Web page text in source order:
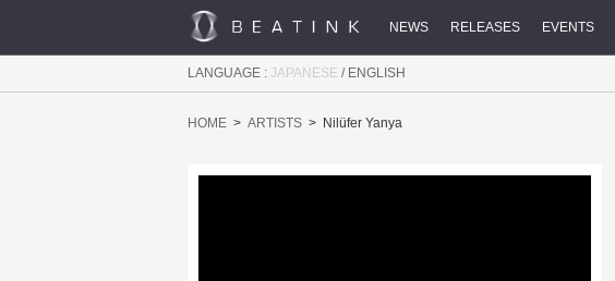
NEWS RELEASES EVENTS
LANGUAGE : JAPANESE / ENGLISH
HOME ARTISTS Nilüfer Yanya